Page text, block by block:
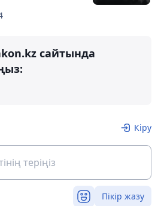
сайтында
Кіру
Пікір жазу